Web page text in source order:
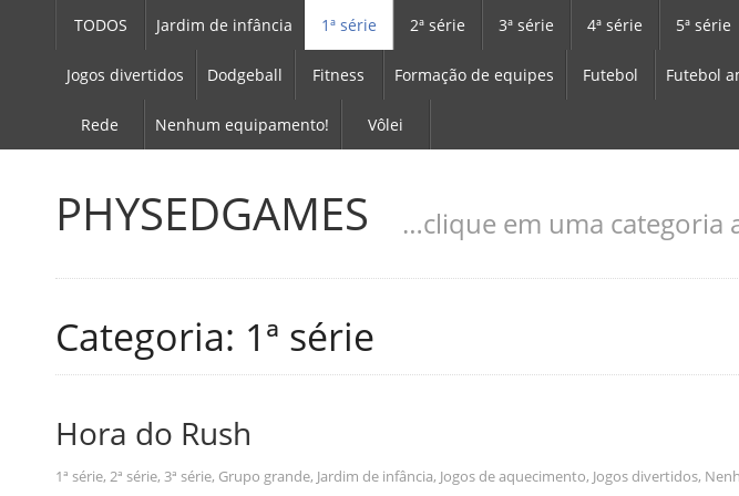
TODOS Jardim de infância 1ª série 2ª série 3ª série 4ª série 5ª série
Jogos divertidos Dodgeball Fitness Formação de equipes Futebol Futebol
Rede Nenhum equipamento! Vôlei
PHYSEDGAMES …clique em uma categoria
Categoria: 1ª série
Hora do Rush
1ª série, 2ª série, 3ª série, Grupo grande, Jardim de infância, Jogos de aquecimento, Jogos divertidos,